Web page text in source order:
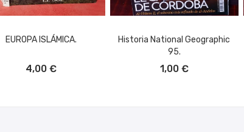
EUROPA ISLÁMICA.
4,00 €
Historia National Geographic
95.
1,00 €